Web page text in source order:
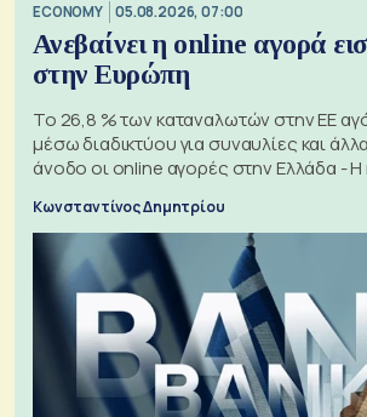
ECONOMY 05.08.2026, 07:00
Ανεβαίνει η online αγορά
στην Ευρώπη
Το 26,8 % των καταναλωτών στην ΕΕ
μέσω διαδικτύου για συναυλίες και
άνοδο οι online αγορές στην Ελλάδα - Η
Κωνσταντίνος Δημητρίου